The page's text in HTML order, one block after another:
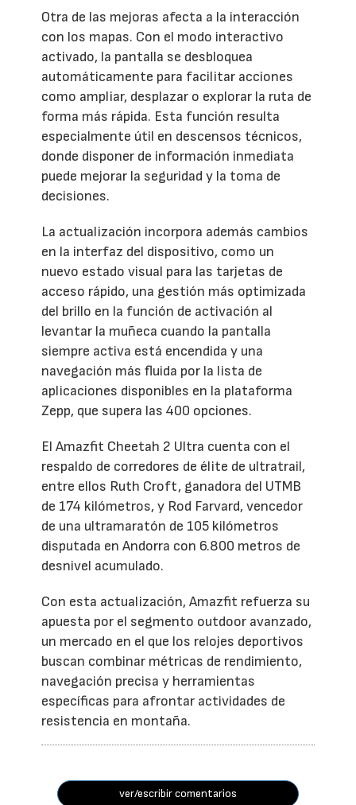
Otra de las mejoras afecta a la interacción
con los mapas. Con el modo interactivo
activado, la pantalla se desbloquea
automáticamente para facilitar acciones
como ampliar, desplazar o explorar la ruta de
forma más rápida. Esta función resulta
especialmente útil en descensos técnicos,
donde disponer de información inmediata
puede mejorar la seguridad y la toma de
decisiones.
La actualización incorpora además cambios
en la interfaz del dispositivo, como un
nuevo estado visual para las tarjetas de
acceso rápido, una gestión más optimizada
del brillo en la función de activación al
levantar la muñeca cuando la pantalla
siempre activa está encendida y una
navegación más fluida por la lista de
aplicaciones disponibles en la plataforma
Zepp, que supera las 400 opciones.
El Amazfit Cheetah 2 Ultra cuenta con el
respaldo de corredores de élite de ultratrail,
entre ellos Ruth Croft, ganadora del UTMB
de 174 kilómetros, y Rod Farvard, vencedor
de una ultramaratón de 105 kilómetros
disputada en Andorra con 6.800 metros de
desnivel acumulado.
Con esta actualización, Amazfit refuerza su
apuesta por el segmento outdoor avanzado,
un mercado en el que los relojes deportivos
buscan combinar métricas de rendimiento,
navegación precisa y herramientas
específicas para afrontar actividades de
resistencia en montaña.
ver/escribir comentarios